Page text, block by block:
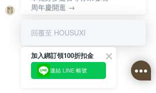
周年慶開逛 →
回覆至 HOUSUXI
加入綁訂領100折扣金
連結 LINE 帳號